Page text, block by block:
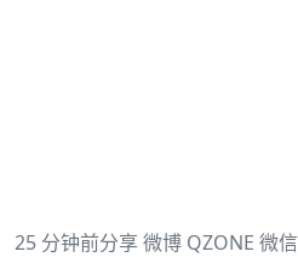
25 分钟前分享 微博 QZONE 微信